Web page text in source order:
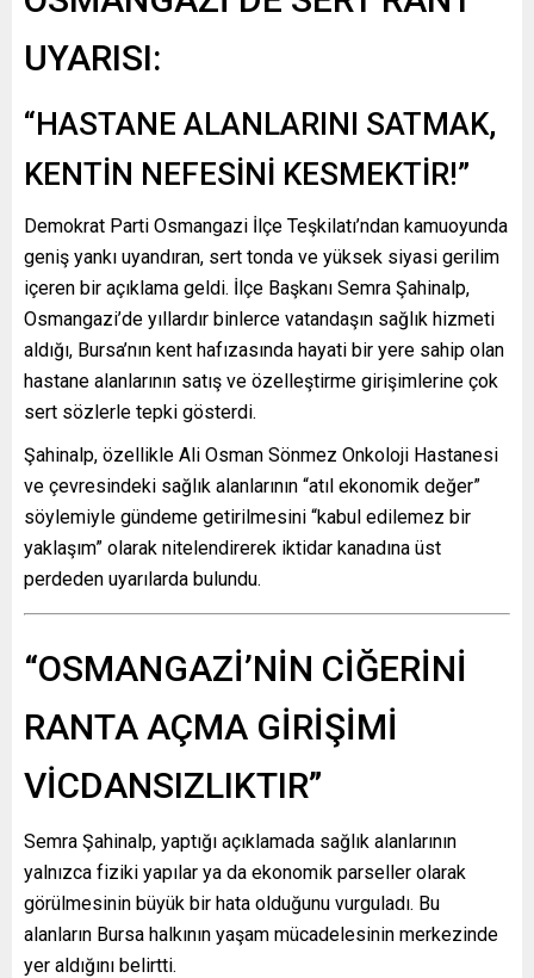
UYARISI:
“HASTANE ALANLARINI SATMAK,
KENTİN NEFESİNİ KESMEKTİR!”
Demokrat Parti Osmangazi İlçe Teşkilatı’ndan kamuoyunda
geniş yankı uyandıran, sert tonda ve yüksek siyasi gerilim
içeren bir açıklama geldi. İlçe Başkanı Semra Şahinalp,
Osmangazi’de yıllardır binlerce vatandaşın sağlık hizmeti
aldığı, Bursa’nın kent hafızasında hayati bir yere sahip olan
hastane alanlarının satış ve özelleştirme girişimlerine çok
sert sözlerle tepki gösterdi.
Şahinalp, özellikle Ali Osman Sönmez Onkoloji Hastanesi
ve çevresindeki sağlık alanlarının “atıl ekonomik değer”
söylemiyle gündeme getirilmesini “kabul edilemez bir
yaklaşım” olarak nitelendirerek iktidar kanadına üst
perdeden uyarılarda bulundu.
“OSMANGAZİ’NİN CİĞERİNİ
RANTA AÇMA GİRİŞİMİ
VİCDANSIZLIKTIR”
Semra Şahinalp, yaptığı açıklamada sağlık alanlarının
yalnızca fiziki yapılar ya da ekonomik parseller olarak
görülmesinin büyük bir hata olduğunu vurguladı. Bu
alanların Bursa halkının yaşam mücadelesinin merkezinde
yer aldığını belirtti.